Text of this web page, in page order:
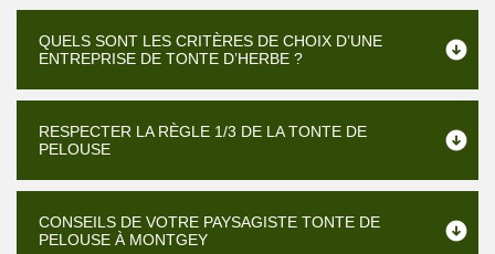
QUELS SONT LES CRITÈRES DE CHOIX D’UNE
ENTREPRISE DE TONTE D’HERBE ?
RESPECTER LA RÈGLE 1/3 DE LA TONTE DE
PELOUSE
CONSEILS DE VOTRE PAYSAGISTE TONTE DE
PELOUSE À MONTGEY